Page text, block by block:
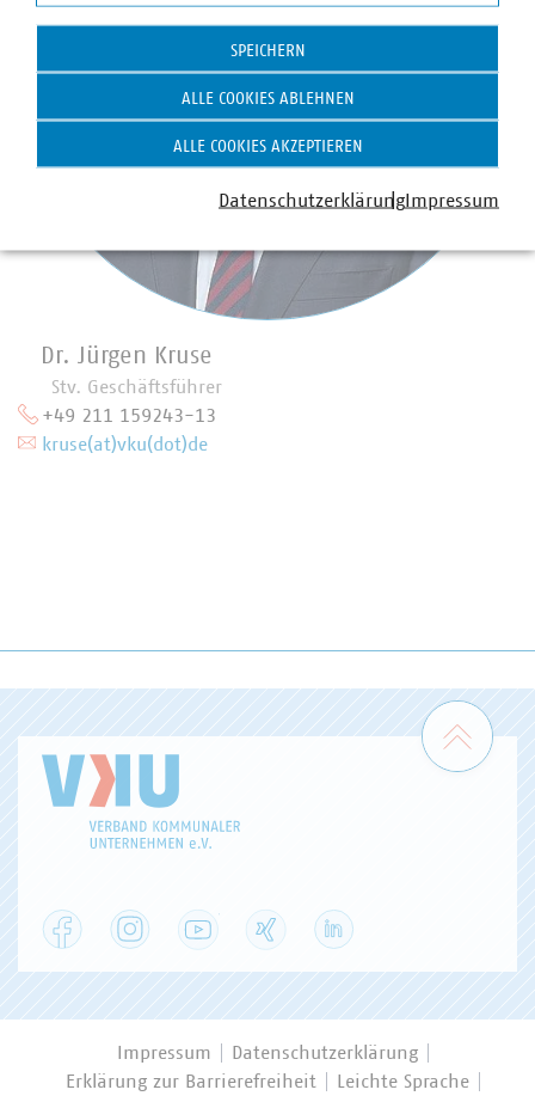
Dr. Jürgen Kruse
Stv. Geschäftsführer
+49 211 159243-13
kruse(at)vku(dot)de
Zum
Facebook Instagram YouTube
Impressum
Datenschutzerklärung
Erklärung zur Barrierefreiheit
Leichte Sprache
Statistik
SPEICHERN
ALLE COOKIES ABLEHNEN
ALLE COOKIES AKZEPTIEREN
DatenschutzerklärungImpressum